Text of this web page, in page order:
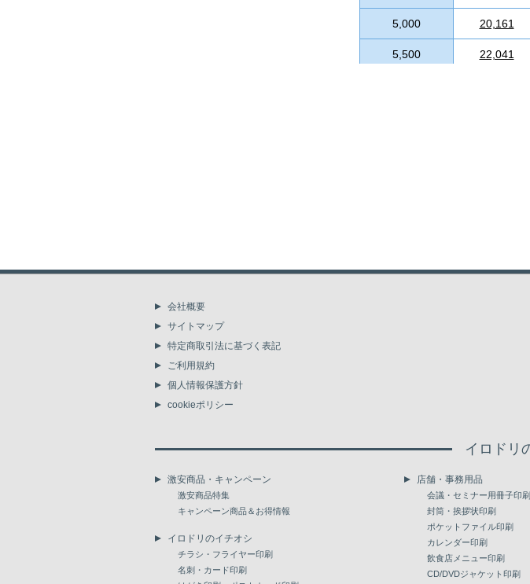
5,000 20,161
5,500 22,041
9,000 35,236
12,000 45,049
12,500 46,566
48,082
49,600
51,100
会社概要
サイトマップ
特定商取引法に基づく表記
ご利用規約
個人情報保護方針
cookieポリシー
イロドリ
激安商品・キャンペーン
激安商品特集
キャンペーン商品＆お得情報
イロドリのイチオシ
チラシ・フライヤー印刷
名刺・カード印刷
店舗・事務用品
会議・セミナー用冊子印刷
封筒・挨拶状印刷
ポケットファイル印刷
カレンダー印刷
飲食店メニュー印刷
CD/DVDジャケット印刷